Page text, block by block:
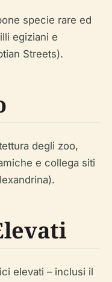
specie rare ed
egiziani e
Streets).
degli zoo,
e collega siti
elevati – inclusi il